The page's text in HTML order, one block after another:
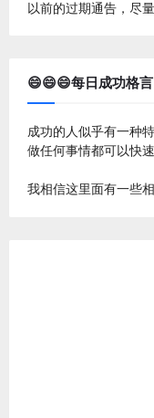
以前的过期通告，尽
😄😄😄每日成功格言
成功的人似乎有一种特
做任何事情都可以快
我相信这里面有一些